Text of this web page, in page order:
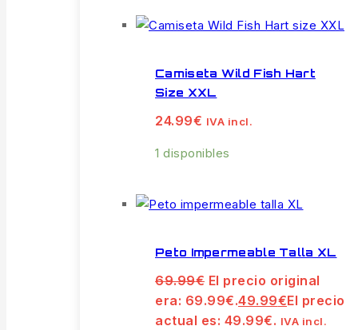
Camiseta Wild Fish Hart
Size XXL
24.99€ IVA incl.
1 disponibles
Peto Impermeable Talla XL
69.99€ El precio original
era: 69.99€.49.99€El precio
actual es: 49.99€. IVA incl.